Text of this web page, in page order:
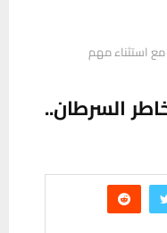
مع استثناء مهم
السرطان..